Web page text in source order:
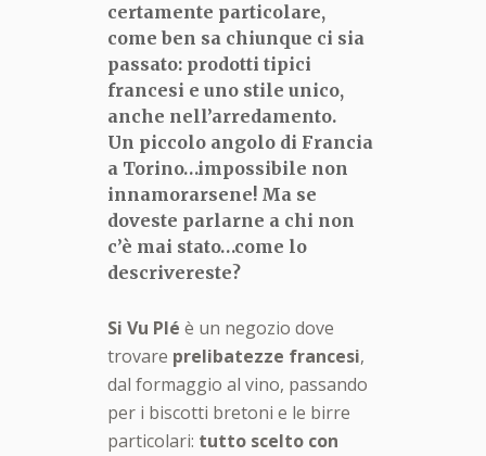
certamente particolare,
come ben sa chiunque ci sia
passato: prodotti tipici
francesi e uno stile unico,
anche nell’arredamento.
Un piccolo angolo di Francia
a Torino…impossibile non
innamorarsene! Ma se
doveste parlarne a chi non
c’è mai stato…come lo
descrivereste?
Si Vu Plé è un negozio dove
trovare prelibatezze francesi,
dal formaggio al vino, passando
per i biscotti bretoni e le birre
particolari: tutto scelto con